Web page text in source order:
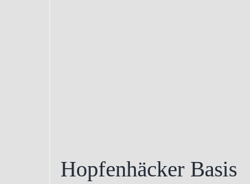
Hopfenhäcker Basis